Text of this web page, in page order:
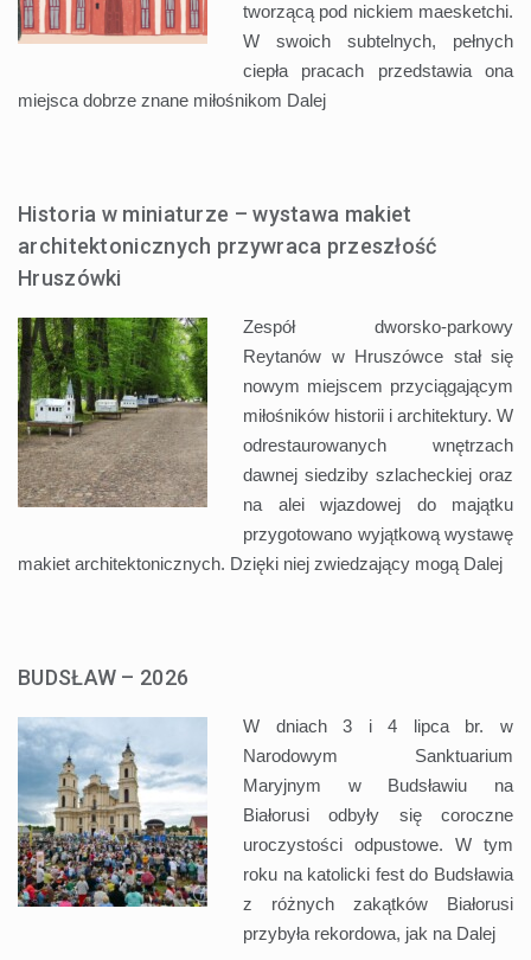
tworzącą pod nickiem maesketchi.
W swoich subtelnych, pełnych
ciepła pracach przedstawia ona
miejsca dobrze znane miłośnikom Dalej
Historia w miniaturze – wystawa makiet
architektonicznych przywraca przeszłość
Hruszówki
Zespół dworsko-parkowy
Reytanów w Hruszówce stał się
nowym miejscem przyciągającym
miłośników historii i architektury. W
odrestaurowanych wnętrzach
dawnej siedziby szlacheckiej oraz
na alei wjazdowej do majątku
przygotowano wyjątkową wystawę
makiet architektonicznych. Dzięki niej zwiedzający mogą Dalej
BUDSŁAW – 2026
W dniach 3 i 4 lipca br. w
Narodowym Sanktuarium
Maryjnym w Budsławiu na
Białorusi odbyły się coroczne
uroczystości odpustowe. W tym
roku na katolicki fest do Budsławia
z różnych zakątków Białorusi
przybyła rekordowa, jak na Dalej